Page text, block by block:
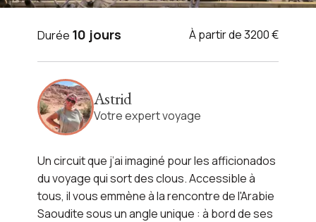
VOYAGE ARABIE SAOUDITE
L'essentiel de l'Arabie
Saoudite en train
Voir l'itinéraire
Durée 10 jours À partir de 3200 €
Astrid
Votre expert voyage
Un circuit que j’ai imaginé pour les afficionados
du voyage qui sort des clous. Accessible à
tous, il vous emmène à la rencontre de l'Arabie
Saoudite sous un angle unique : à bord de ses